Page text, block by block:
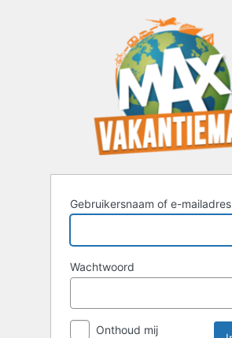
Gebruikersnaam of e-mailadres
Wachtwoord
Onthoud mij